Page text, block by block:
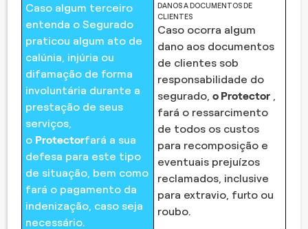
Caso algum terceiro
entenda o Segurado
praticou algum ato de
calúnia, injúria ou
difamação de forma
involuntária durante a
prestação de seus
serviços,
o Protectorfará a sua
defesa para este tipo
de situação, bem como
fará o pagamento da
indenização, caso seja
necessário.
DANOS A DOCUMENTOS DE
CLIENTES
Caso ocorra algum
dano aos documentos
de clientes sob
responsabilidade do
segurado,o Protector
fará o ressarcimento
de todos os custos
para recomposição e
eventuais prejuízos
reclamados, inclusive
para extravio, furto ou
roubo.